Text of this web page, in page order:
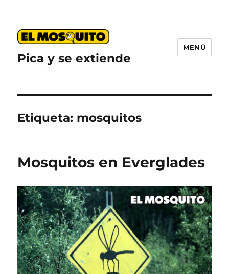
Pica y se extiende
MENÚ
Etiqueta: mosquitos
Mosquitos en Everglades